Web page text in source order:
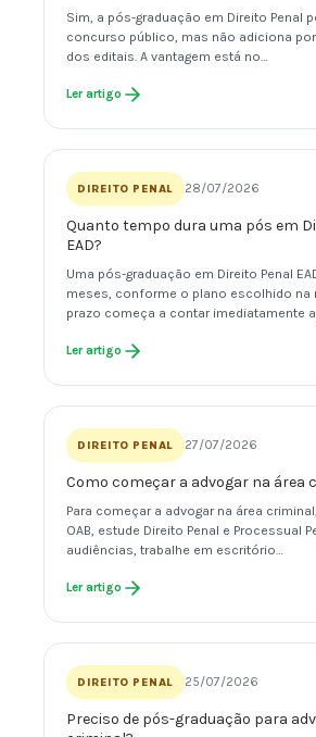
Sim, a pós-graduação em Direito Penal
concurso público, mas não adiciona
dos editais. A vantagem está no…
Ler artigo
DIREITO PENAL 28/07/2026
Quanto tempo dura uma pós em
EAD?
Uma pós-graduação em Direito Penal
meses, conforme o plano escolhido na
prazo começa a contar imediatamente
Ler artigo
DIREITO PENAL 27/07/2026
Como começar a advogar na área
Para começar a advogar na área
OAB, estude Direito Penal e Processual
audiências, trabalhe em escritório…
Ler artigo
DIREITO PENAL 25/07/2026
Preciso de pós-graduação para